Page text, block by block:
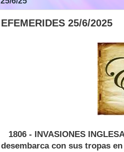
EFEMERIDES 25/6/2025
1806 - INVASIONES
desembarca con sus tropas